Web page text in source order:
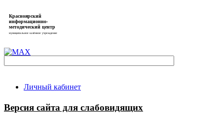
Красноярский
информационно-
методический центр
муниципальное казённое учреждение
Личный кабинет
Версия сайта для слабовидящих